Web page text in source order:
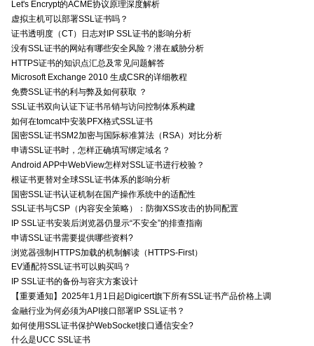
Let's Encrypt的ACME协议原理深度解析
虚拟主机可以部署SSL证书吗？
证书透明度（CT）日志对IP SSL证书的影响分析
没有SSL证书的网站有哪些安全风险？潜在威胁分析
HTTPS证书的知识点汇总及常见问题解答
Microsoft Exchange 2010 生成CSR的详细教程
免费SSL证书的利与弊及如何获取 ？
SSL证书双向认证下证书吊销与访问控制体系构建
如何在tomcat中安装PFX格式SSL证书
国密SSL证书SM2加密与国际标准算法（RSA）对比分析
申请SSL证书时，怎样正确填写绑定域名？
Android APP中WebView怎样对SSL证书进行校验？
根证书更替对全球SSL证书体系的影响分析
国密SSL证书认证机制在国产操作系统中的适配性
SSL证书与CSP（内容安全策略）：防御XSS攻击的协同配置
IP SSL证书安装后浏览器仍显示“不安全”的排查指南
申请SSL证书需要提供哪些资料?
浏览器强制HTTPS加载的机制解读（HTTPS-First）
EV通配符SSL证书可以购买吗？
IP SSL证书的备份与容灾方案设计
【重要通知】2025年1月1日起Digicert旗下所有SSL证书产品价格上调
金融行业为何必须为API接口部署IP SSL证书？
如何使用SSL证书保护WebSocket接口通信安全?
什么是UCC SSL证书